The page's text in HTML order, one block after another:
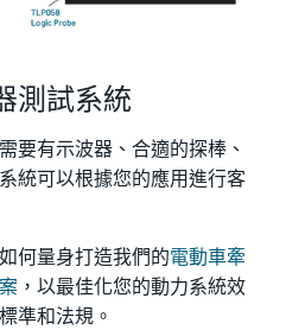
測試系統
要有示波器、合適的探棒、
統可以根據您的應用進行客
何量身打造我們的電動車牽
，以最佳化您的動力系統效
準和法規。